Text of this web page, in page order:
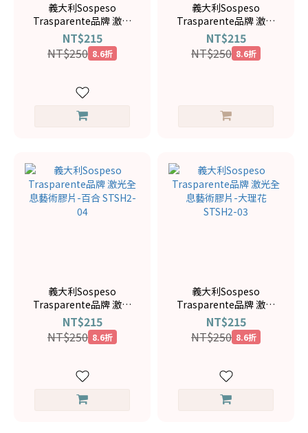
義大利Sospeso
Trasparente品牌 激光
全息藝術膠片-綠色非洲
菊 STSH2-08
NT$215
NT$250 8.6折
義大利Sospeso
Trasparente品牌 激光
全息藝術膠片-藍鈴花
STSH2-05
NT$215
NT$250 8.6折
義大利Sospeso
Trasparente品牌 激光
全息藝術膠片-百合
STSH2-04
NT$215
NT$250 8.6折
義大利Sospeso
Trasparente品牌 激光
全息藝術膠片-大理花
STSH2-03
NT$215
NT$250 8.6折